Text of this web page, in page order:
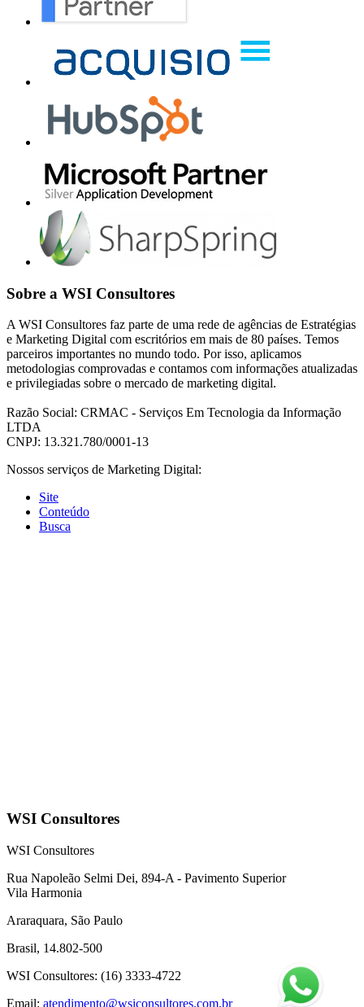
Sobre a WSI Consultores
A WSI Consultores faz parte de uma rede de agências de Estratégias
e Marketing Digital com escritórios em mais de 80 países. Temos
parceiros importantes no mundo todo. Por isso, aplicamos
metodologias comprovadas e contamos com informações atualizadas
e privilegiadas sobre o mercado de marketing digital.
Razão Social: CRMAC - Serviços Em Tecnologia da Informação
LTDA
CNPJ: 13.321.780/0001-13
Nossos serviços de Marketing Digital:
Site
Conteúdo
Busca
WSI Consultores
WSI Consultores
Rua Napoleão Selmi Dei, 894-A - Pavimento Superior
Vila Harmonia
Araraquara, São Paulo
Brasil, 14.802-500
WSI Consultores: (16) 3333-4722
Email: atendimento@wsiconsultores.com.br